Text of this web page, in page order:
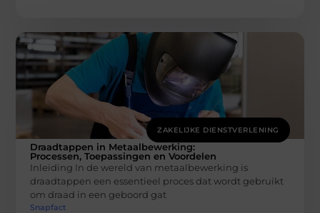
ZAKELIJKE DIENSTVERLENING
Draadtappen in Metaalbewerking:
Processen, Toepassingen en Voordelen
Inleiding In de wereld van metaalbewerking is
draadtappen een essentieel proces dat wordt gebruikt
om draad in een geboord gat
Snapfact